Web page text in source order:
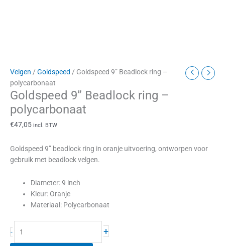
Velgen / Goldspeed / Goldspeed 9” Beadlock ring –
polycarbonaat
Goldspeed 9” Beadlock ring –
polycarbonaat
€47,05 incl. BTW
Goldspeed 9” beadlock ring in oranje uitvoering, ontworpen voor
gebruik met beadlock velgen.
Diameter: 9 inch
Kleur: Oranje
Materiaal: Polycarbonaat
- +